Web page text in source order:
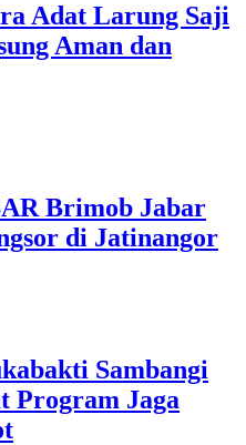
Adat Larung Saji
Aman dan
Brimob Jabar
di Jatinangor
Sambangi
Program Jaga